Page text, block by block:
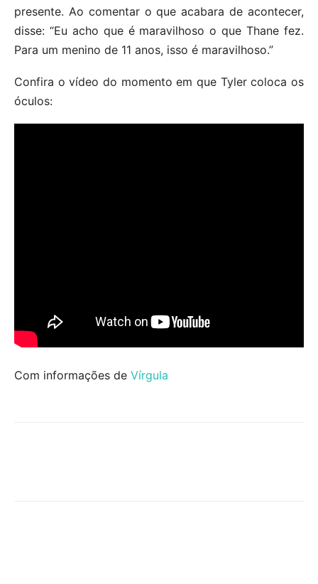
presente. Ao comentar o que acabara de acontecer,
disse: “Eu acho que é maravilhoso o que Thane fez.
Para um menino de 11 anos, isso é maravilhoso.”
Confira o vídeo do momento em que Tyler coloca os
óculos:
Com informações de Vírgula